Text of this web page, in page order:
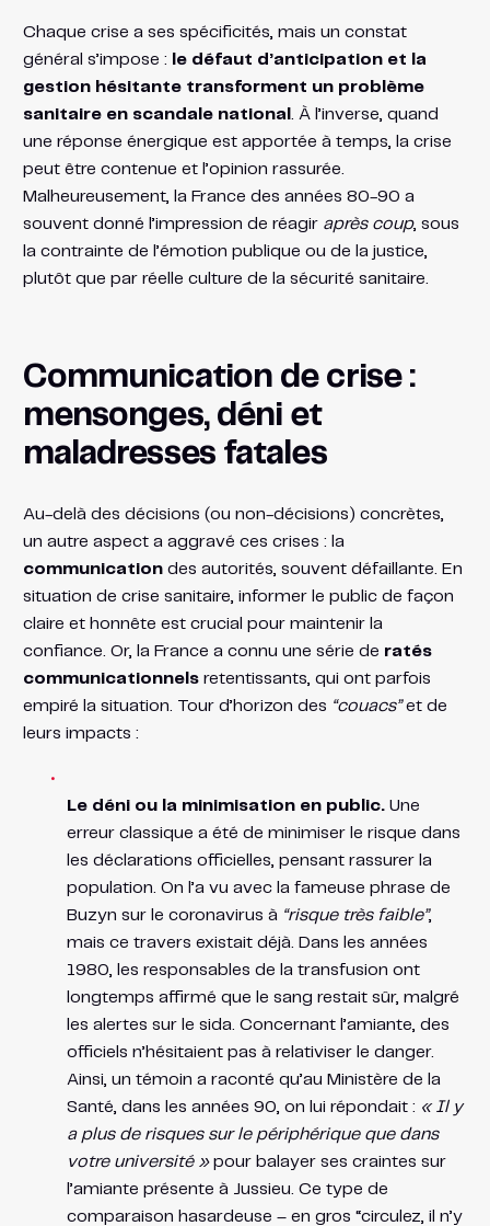
Chaque crise a ses spécificités, mais un constat
général s’impose :
le défaut d’anticipation et la
gestion hésitante transforment un problème
sanitaire en scandale national
. À l’inverse, quand
une réponse énergique est apportée à temps, la crise
peut être contenue et l’opinion rassurée.
Malheureusement, la France des années 80-90 a
souvent donné l’impression de réagir après coup, sous
la contrainte de l’émotion publique ou de la justice,
plutôt que par réelle culture de la sécurité sanitaire.
Communication de crise :
mensonges, déni et
maladresses fatales
Au-delà des décisions (ou non-décisions) concrètes,
un autre aspect a aggravé ces crises : la
communicationdes autorités, souvent défaillante. En
situation de crise sanitaire, informer le public de façon
claire et honnête est crucial pour maintenir la
confiance. Or, la France a connu une série de ratés
communicationnelsretentissants, qui ont parfois
empiré la situation. Tour d’horizon des “couacs”et de
leurs impacts :
Le déni ou la minimisation en public.Une
erreur classique a été de minimiser le risque dans
les déclarations officielles, pensant rassurer la
population. On l’a vu avec la fameuse phrase de
Buzyn sur le coronavirus à “risque très faible”​,
mais ce travers existait déjà. Dans les années
1980, les responsables de la transfusion ont
longtemps affirmé que le sang restait sûr, malgré
les alertes sur le sida. Concernant l’amiante, des
officiels n’hésitaient pas à relativiser le danger.
Ainsi, un témoin a raconté qu’au Ministère de la
Santé, dans les années 90, on lui répondait : « Il y
a plus de risques sur le périphérique que dans
votre université »pour balayer ses craintes sur
l’amiante présente à Jussieu​. Ce type de
comparaison hasardeuse – en gros “circulez, il n’y